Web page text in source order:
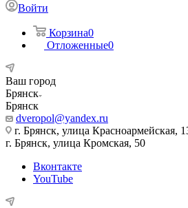
Войти
Корзина0
Отложенные0
Ваш город
Брянск
Брянск
dveropol@yandex.ru
г. Брянск, улица Красноармейская,
г. Брянск, улица Кромская, 50
Вконтакте
YouTube